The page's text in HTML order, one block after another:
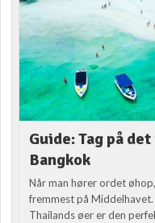
Guide: Tag på
Bangkok
Når man hører ordet
fremmest på
Thailands øer er den